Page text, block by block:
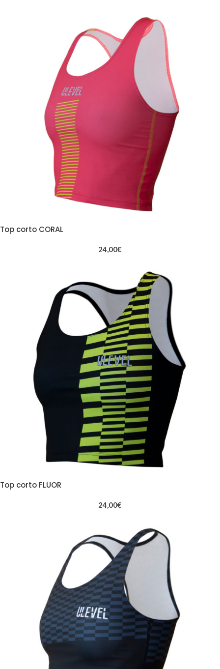
Top corto CORAL
24,00€
Top corto FLUOR
24,00€